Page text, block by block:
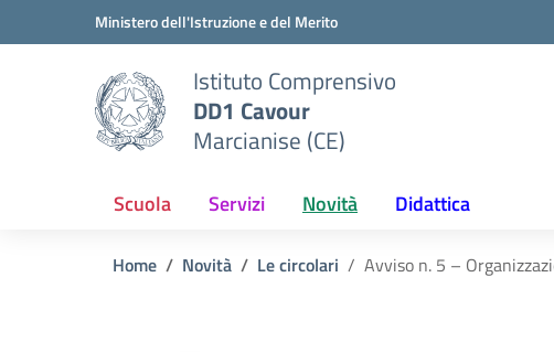
Vai ai contenuti
Vai al menu di navigazioneMinistero dell'Istruzione e del Merito
Istituto Comprensivo
DD1 Cavour
Marcianise (CE)
Scuola Servizi Novità Didattica
Home Novità Le circolari Avviso n. 5 –